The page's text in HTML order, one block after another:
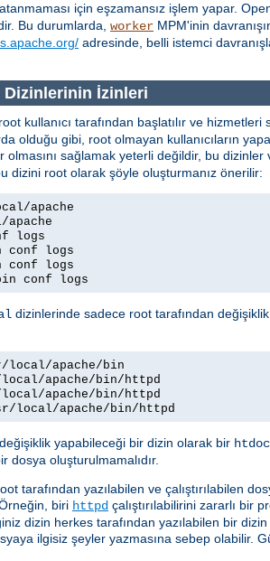
için eşzamansız işlem yapar.
Bu durumlarda, worker MPM'inin
adresinde, belli istemci
Dizinlerinin İzinleri
kullanıcı tarafından başlatılır ve hizmetleri
olduğu gibi, root olmayan kullanıcıların
olmasını sağlamak yeterli değildir, bu
dizini root olarak şöyle oluşturmanız önerilir:
apache
logs
conf logs
conf logs
conf logs
dizinlerinde sadece root tarafından
apache/bin
apache/bin/httpd
apache/bin/httpd
local/apache/bin/httpd
değişiklik yapabileceği bir dizin olarak bir
dosya oluşturulmamalıdır.
tarafından yazılabilen ve çalıştırılabilen
biri httpd çalıştırılabilirini zararlı bir
dizin herkes tarafından yazılabilen bir
ilgisiz şeyler yazmasına sebep olabilir.